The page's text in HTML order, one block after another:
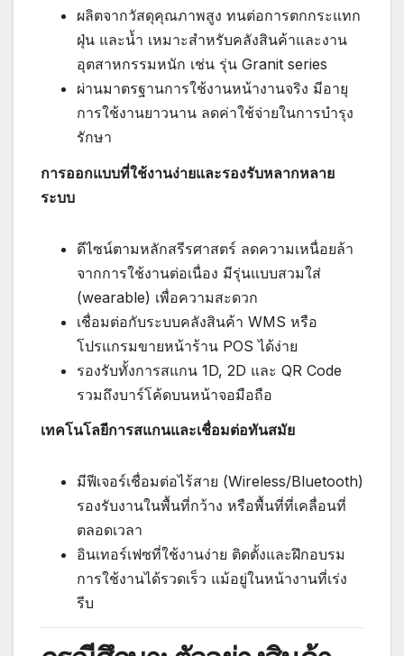
ผลิตจากวัสดุคุณภาพสูง ทนต่อการตกกระแทก
ฝุ่น และน้ำ เหมาะสำหรับคลังสินค้าและงาน
อุตสาหกรรมหนัก เช่น รุ่น Granit series
ผ่านมาตรฐานการใช้งานหน้างานจริง มีอายุ
การใช้งานยาวนาน ลดค่าใช้จ่ายในการบำรุง
รักษา
การออกแบบที่ใช้งานง่ายและรองรับหลากหลาย
ระบบ
ดีไซน์ตามหลักสรีรศาสตร์ ลดความเหนื่อยล้า
จากการใช้งานต่อเนื่อง มีรุ่นแบบสวมใส่
(wearable) เพื่อความสะดวก
เชื่อมต่อกับระบบคลังสินค้า WMS หรือ
โปรแกรมขายหน้าร้าน POS ได้ง่าย
รองรับทั้งการสแกน 1D, 2D และ QR Code
รวมถึงบาร์โค้ดบนหน้าจอมือถือ
เทคโนโลยีการสแกนและเชื่อมต่อทันสมัย
มีฟีเจอร์เชื่อมต่อไร้สาย (Wireless/Bluetooth)
รองรับงานในพื้นที่กว้าง หรือพื้นที่ที่เคลื่อนที่
ตลอดเวลา
อินเทอร์เฟซที่ใช้งานง่าย ติดตั้งและฝึกอบรม
การใช้งานได้รวดเร็ว แม้อยู่ในหน้างานที่เร่ง
รีบ